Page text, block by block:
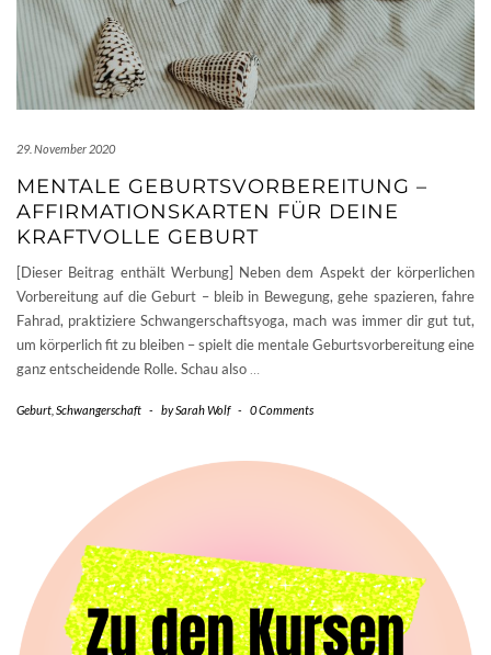
29. November 2020
MENTALE GEBURTSVORBEREITUNG –
AFFIRMATIONSKARTEN FÜR DEINE
KRAFTVOLLE GEBURT
[Dieser Beitrag enthält Werbung] Neben dem Aspekt der körperlichen
Vorbereitung auf die Geburt – bleib in Bewegung, gehe spazieren, fahre
Fahrad, praktiziere Schwangerschaftsyoga, mach was immer dir gut tut,
um körperlich fit zu bleiben – spielt die mentale Geburtsvorbereitung eine
ganz entscheidende Rolle. Schau also
Geburt Schwangerschaft - bySarah Wolf - 0 Comments